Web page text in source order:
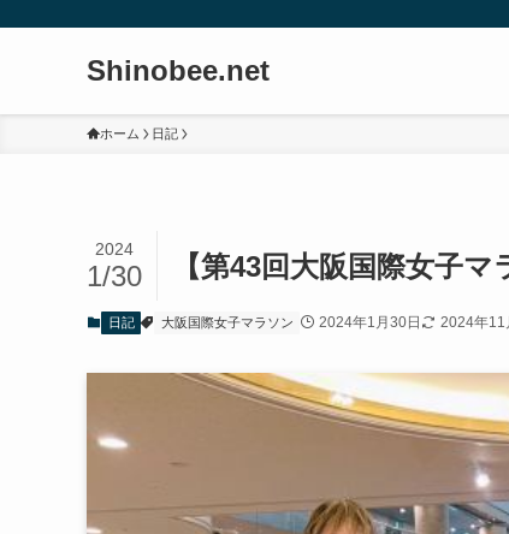
Shinobee.net
ホーム 日記
【第43回大阪国際女子
2024
1/30
日記 大阪国際女子マラソン 2024年1月30日 2024年11